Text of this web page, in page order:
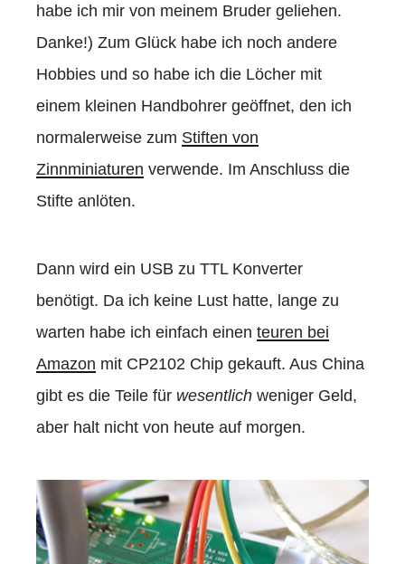
habe ich mir von meinem Bruder geliehen.
Danke!) Zum Glück habe ich noch andere
Hobbies und so habe ich die Löcher mit
einem kleinen Handbohrer geöffnet, den ich
normalerweise zum Stiften von
Zinnminiaturen verwende. Im Anschluss die
Stifte anlöten.
Dann wird ein USB zu TTL Konverter
benötigt. Da ich keine Lust hatte, lange zu
warten habe ich einfach einen teuren bei
Amazon mit CP2102 Chip gekauft. Aus China
gibt es die Teile für wesentlich weniger Geld,
aber halt nicht von heute auf morgen.